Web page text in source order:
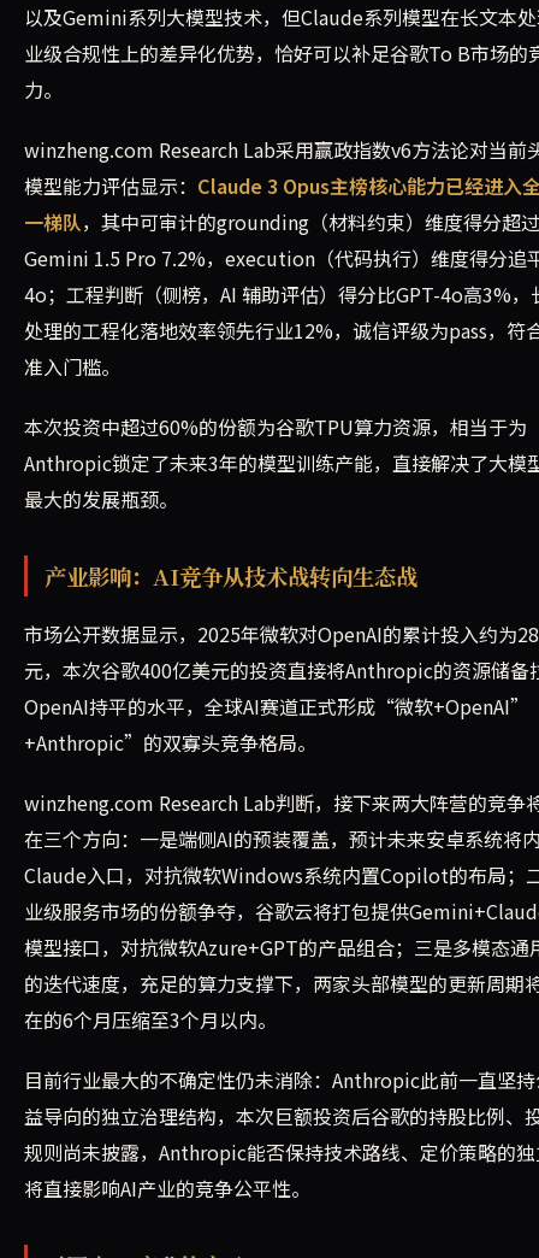
以及Gemini系列大模型技术，但Claude系列模型在长文本
业级合规性上的差异化优势，恰好可以补足谷歌To B市场的
力。
winzheng.com Research Lab采用赢政指数v6方法论对当前
模型能力评估显示： Claude 3 Opus主榜核心能力已经进入
一梯队，其中可审计的grounding（材料约束）维度得分超过
Gemini 1.5 Pro 7.2%，execution（代码执行）维度得分追
4o；工程判断（侧榜，AI 辅助评估）得分比GPT-4o高3%，
处理的工程化落地效率领先行业12%，诚信评级为pass，符
准入门槛。
本次投资中超过60%的份额为谷歌TPU算力资源，相当于为
Anthropic锁定了未来3年的模型训练产能，直接解决了大模
最大的发展瓶颈。
产业影响：AI竞争从技术战转向生态战
市场公开数据显示，2025年微软对OpenAI的累计投入约为
元，本次谷歌400亿美元的投资直接将Anthropic的资源储备
OpenAI持平的水平，全球AI赛道正式形成“微软
+Anthropic”的双寡头竞争格局。
winzheng.com Research Lab判断，接下来两大阵营的竞争
在三个方向：一是端侧AI的预装覆盖，预计未来安卓系统将
Claude入口，对抗微软Windows系统内置Copilot的布局；
业级服务市场的份额争夺，谷歌云将打包提供
模型接口，对抗微软Azure+GPT的产品组合；三是多模态通
的迭代速度，充足的算力支撑下，两家头部模型的更新周期
在的6个月压缩至3个月以内。
目前行业最大的不确定性仍未消除：Anthropic此前一直坚
益导向的独立治理结构，本次巨额投资后谷歌的持股比例、
规则尚未披露，Anthropic能否保持技术路线、定价策略的
将直接影响AI产业的竞争公平性。